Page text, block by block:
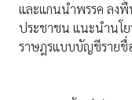
และแกนนำพรรค ลง
ประชาชน แนะนำนโ
ราษฎรแบบบัญชีรายชื่